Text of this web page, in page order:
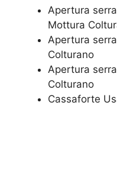
​Apertura
Mottura
Apertura
Colturano
​Apertura
Colturano
​Cassaforte